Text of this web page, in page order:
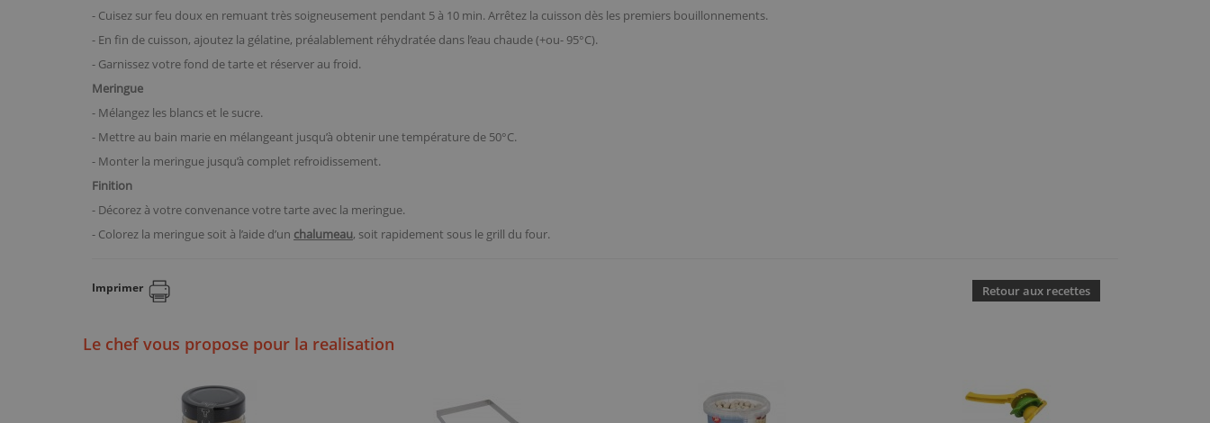
- Cuisez sur feu doux en remuant très soigneusement pendant 5 à 10 min. Arrêtez la cuisson dès les premiers bouillonnements.
- En fin de cuisson, ajoutez la gélatine, préalablement réhydratée dans l’eau chaude (+ou- 95°C).
- Garnissez votre fond de tarte et réserver au froid.
Meringue
- Mélangez les blancs et le sucre.
- Mettre au bain marie en mélangeant jusqu’à obtenir une température de 50°C.
- Monter la meringue jusqu’à complet refroidissement.
Finition
- Décorez à votre convenance votre tarte avec la meringue.
- Colorez la meringue soit à l’aide d’un chalumeau, soit rapidement sous le grill du four.
Imprimer Retour aux recettes
Le chef vous propose pour la realisation